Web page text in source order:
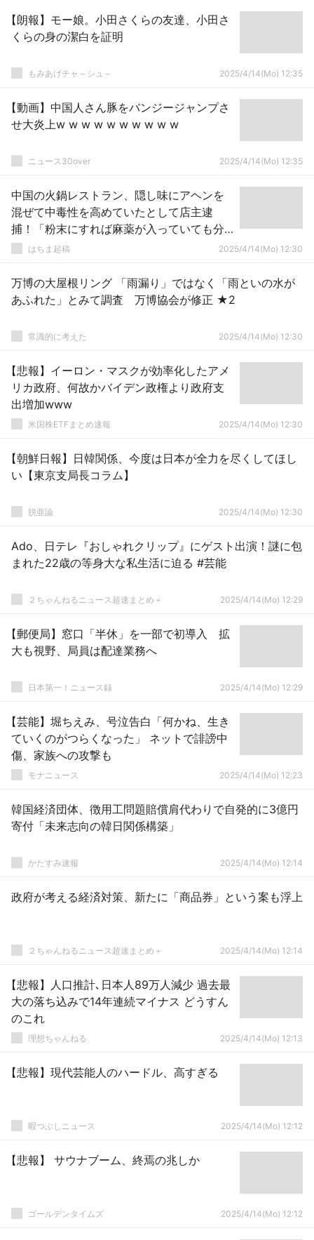
【朗報】モー娘。小田さくらの友達、小田さ
くらの身の潔白を証明
もみあげチャ～シュ～ 2025/4/14(Mo) 12:35
【動画】中国人さん豚をバンジージャンプさ
せ大炎上w w w w w w w w w w
ニュース30over 2025/4/14(Mo) 12:35
中国の火鍋レストラン、隠し味にアヘンを
混ぜて中毒性を高めていたとして店主逮
捕！「粉末にすれば麻薬が入っていても分
からないと思った」
はちま起稿 2025/4/14(Mo) 12:30
万博の大屋根リング 「雨漏り」ではなく「雨といの水が
あふれた」とみて調査 万博協会が修正 ★2
常識的に考えた 2025/4/14(Mo) 12:30
【悲報】イーロン・マスクが効率化したアメ
リカ政府、何故かバイデン政権より政府支
出増加www
米国株ETFまとめ速報 2025/4/14(Mo) 12:30
【朝鮮日報】日韓関係、今度は日本が全力を尽くしてほし
い【東京支局長コラム】
脱亜論 2025/4/14(Mo) 12:30
Ado、日テレ『おしゃれクリップ』にゲスト出演！謎に包
まれた22歳の等身大な私生活に迫る #芸能
２ちゃんねるニュース超速まとめ＋ 2025/4/14(Mo) 12:29
【郵便局】窓口「半休」を一部で初導入 拡
大も視野、局員は配達業務へ
日本第一！ニュース録 2025/4/14(Mo) 12:29
【芸能】堀ちえみ、号泣告白「何かね、生き
ていくのがつらくなった」 ネットで誹謗中
傷、家族への攻撃も
モナニュース 2025/4/14(Mo) 12:23
韓国経済団体、徴用工問題賠償肩代わりで自発的に3億円
寄付「未来志向の韓日関係構築」
かたすみ速報 2025/4/14(Mo) 12:14
政府が考える経済対策、新たに「商品券」という案も浮上
２ちゃんねるニュース超速まとめ＋ 2025/4/14(Mo) 12:14
【悲報】人口推計､日本人89万人減少 過去最
大の落ち込みで14年連続マイナス どうすん
のこれ
理想ちゃんねる 2025/4/14(Mo) 12:13
【悲報】現代芸能人のハードル、高すぎる
暇つぶしニュース 2025/4/14(Mo) 12:12
【悲報】 サウナブーム、終焉の兆しか
ゴールデンタイムズ 2025/4/14(Mo) 12:12